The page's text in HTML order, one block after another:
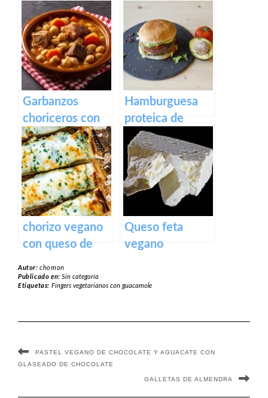
queso feta
casero vegano
Garbanzos
choriceros con
pan tostado
Hamburguesa
proteica de
alubias y soja
texturizada
chorizo vegano
con queso de
Queso feta
vegano
Autor:chomon
Publicado en:Sin categoría
Etiquetas: Fingers vegetarianos con guacamole
PASTEL VEGANO DE CHOCOLATE Y AGUACATE CON
GLASEADO DE CHOCOLATE
GALLETAS DE ALMENDRA